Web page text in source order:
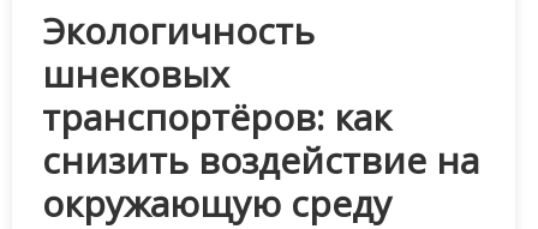
Экологичность
шнековых
транспортёров: как
снизить воздействие на
окружающую среду